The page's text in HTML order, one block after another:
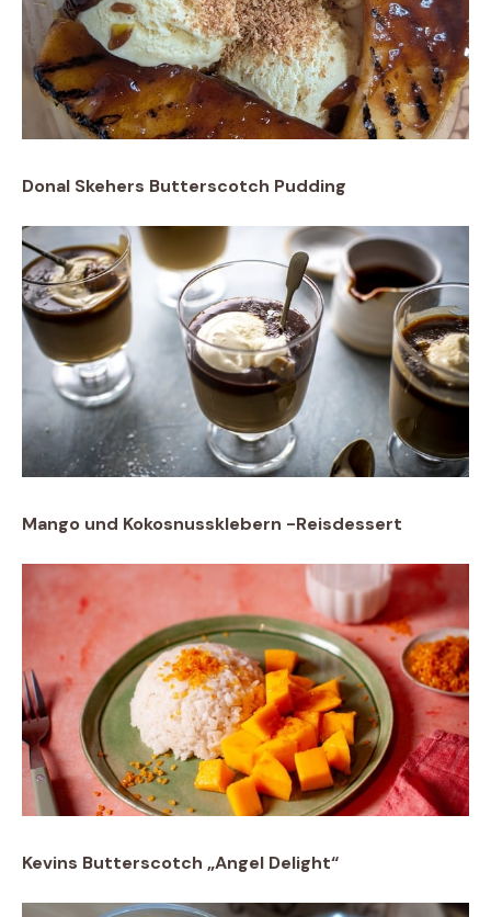
Donal Skehers Butterscotch Pudding
Mango und Kokosnussklebern -Reisdessert
Kevins Butterscotch „Angel Delight“